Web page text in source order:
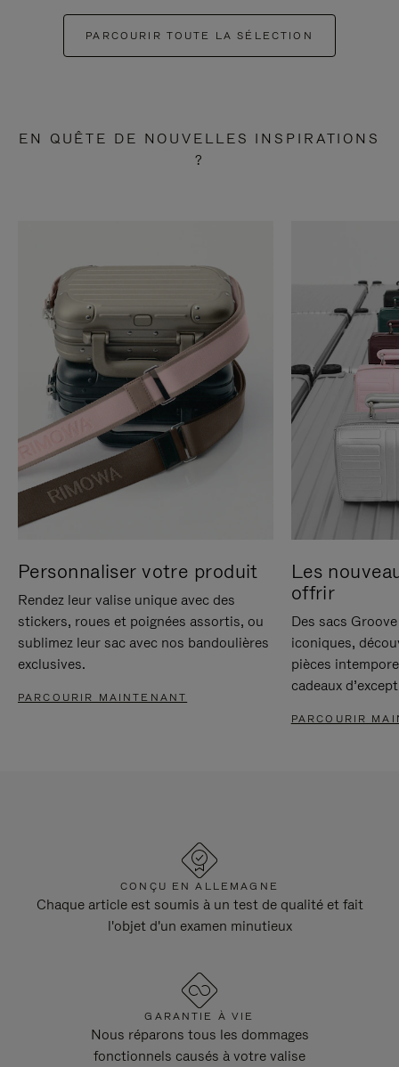
PARCOURIR TOUTE LA SÉLECTION
EN QUÊTE DE NOUVELLES INSPIRATIONS
?
Personnaliser votre produit
Rendez leur valise unique avec des
stickers, roues et poignées assortis, ou
sublimez leur sac avec nos bandoulières
exclusives.
PARCOURIR MAINTENANT
Les
offrir
Des sacs
iconiques,
pièces
cadeaux
PARCOURIR
CONÇU EN ALLEMAGNE
Chaque article est soumis à un test de qualité et fait
l'objet d'un examen minutieux
GARANTIE À VIE
Nous réparons tous les dommages
fonctionnels causés à votre valise